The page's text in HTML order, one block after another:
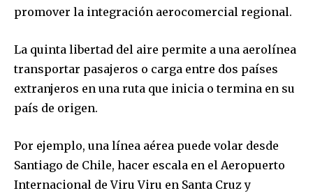
promover la integración aerocomercial regional.
La quinta libertad del aire permite a una aerolínea
transportar pasajeros o carga entre dos países
extranjeros en una ruta que inicia o termina en su
país de origen.
Por ejemplo, una línea aérea puede volar desde
Santiago de Chile, hacer escala en el Aeropuerto
Internacional de Viru Viru en Santa Cruz y